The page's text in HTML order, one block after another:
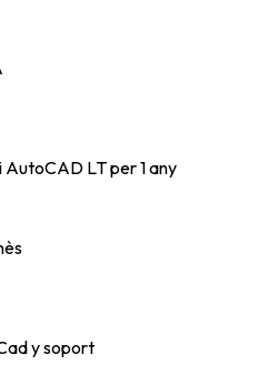
LT per 1 any
y soport